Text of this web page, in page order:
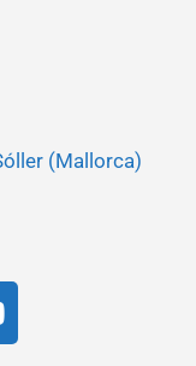
(Mallorca)